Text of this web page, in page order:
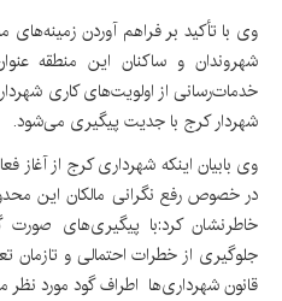
وی با تأکید بر فراهم آوردن زمینه‌های
شهروندان و ساکنان این منطقه
خدمات‌رسانی از اولویت‌های کاری
شهردار کرج با جدیت پیگیری می‌شود.
وی بابیان اینکه شهرداری کرج از
در خصوص رفع نگرانی مالکان این
خاطرنشان کرد:با پیگیری‌های
قانون شهرداری‌ها اطراف گود مورد